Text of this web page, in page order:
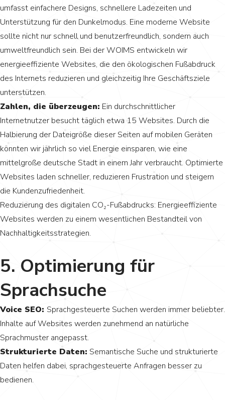
umfasst einfachere Designs, schnellere Ladezeiten und
Unterstützung für den Dunkelmodus. Eine moderne Website
sollte nicht nur schnell und benutzerfreundlich, sondern auch
umweltfreundlich sein. Bei der WOIMS entwickeln wir
energieeffiziente Websites, die den ökologischen Fußabdruck
des Internets reduzieren und gleichzeitig Ihre Geschäftsziele
unterstützen.
Zahlen, die überzeugen: Ein durchschnittlicher
Internetnutzer besucht täglich etwa 15 Websites. Durch die
Halbierung der Dateigröße dieser Seiten auf mobilen Geräten
könnten wir jährlich so viel Energie einsparen, wie eine
mittelgroße deutsche Stadt in einem Jahr verbraucht. Optimierte
Websites laden schneller, reduzieren Frustration und steigern
die Kundenzufriedenheit.
Reduzierung des digitalen CO₂-Fußabdrucks: Energieeffiziente
Websites werden zu einem wesentlichen Bestandteil von
Nachhaltigkeitsstrategien.
5. Optimierung für
Sprachsuche
Voice SEO: Sprachgesteuerte Suchen werden immer beliebter.
Inhalte auf Websites werden zunehmend an natürliche
Sprachmuster angepasst.
Strukturierte Daten: Semantische Suche und strukturierte
Daten helfen dabei, sprachgesteuerte Anfragen besser zu
bedienen.